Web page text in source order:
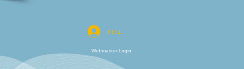
Webmaster Login
להתחברות